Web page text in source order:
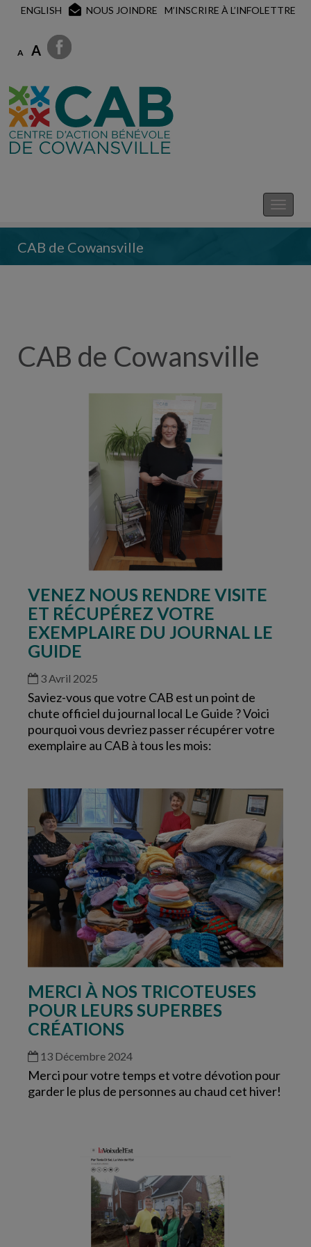
ENGLISH NOUS JOINDRE M’INSCRIRE À L’INFOLETTRE
A A
CAB de Cowansville
CAB de Cowansville
VENEZ NOUS RENDRE VISITE
ET RÉCUPÉREZ VOTRE
EXEMPLAIRE DU JOURNAL LE
GUIDE
3 Avril 2025
Saviez-vous que votre CAB est un point de
chute officiel du journal local Le Guide ? Voici
pourquoi vous devriez passer récupérer votre
exemplaire au CAB à tous les mois:
MERCI À NOS TRICOTEUSES
POUR LEURS SUPERBES
CRÉATIONS
13 Décembre 2024
Merci pour votre temps et votre dévotion pour
garder le plus de personnes au chaud cet hiver!